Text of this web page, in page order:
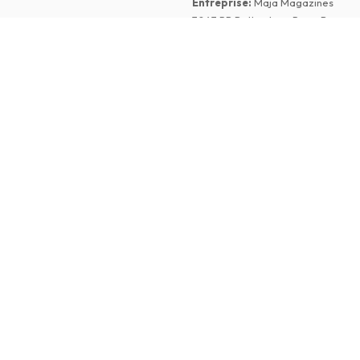
3043 PR Rotterdam, Pays-Bas